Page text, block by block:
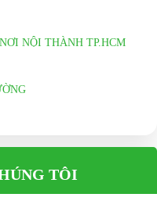
NỘI THÀNH TP.HCM
TÔI